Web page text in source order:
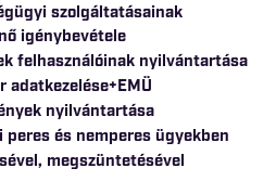
szolgáltatásainak
igénybevétele
felhasználóinak nyilvántartása
adatkezelése+EMÜ
nyilvántartása
és nemperes ügyekben
megszüntetésével